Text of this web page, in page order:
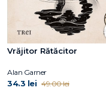
Vrăjitor Rătăcitor
Alan Garner
34.3 lei 49.00 lei